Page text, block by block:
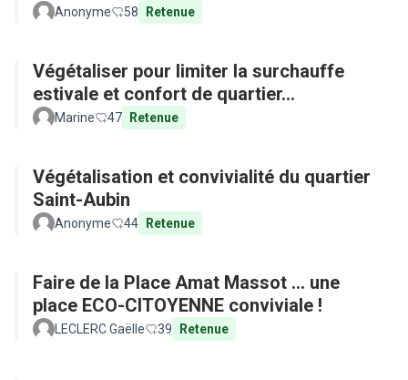
Anonyme 58 Retenue
Végétaliser pour limiter la surchauffe
estivale et confort de quartier...
Marine 47 Retenue
Végétalisation et convivialité du quartier
Saint-Aubin
Anonyme 44 Retenue
Faire de la Place Amat Massot ... une
place ECO-CITOYENNE conviviale !
LECLERC Gaëlle 39 Retenue